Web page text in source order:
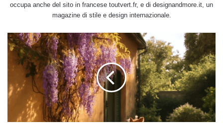
occupa anche del sito in francese toutvert.fr, e di designandmore.it, un
magazine di stile e design internazionale.
Lo
sapevi
il
glicine
può
essere
pericoloso
per